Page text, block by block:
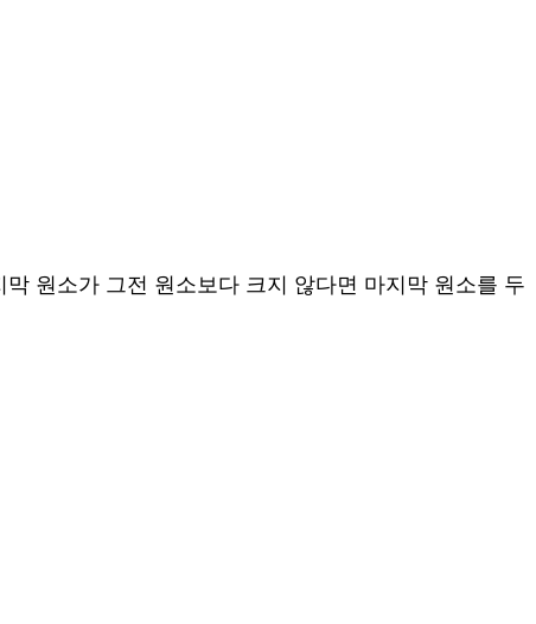
원소가 그전 원소보다 크지 않다면 마지막 원소를 두